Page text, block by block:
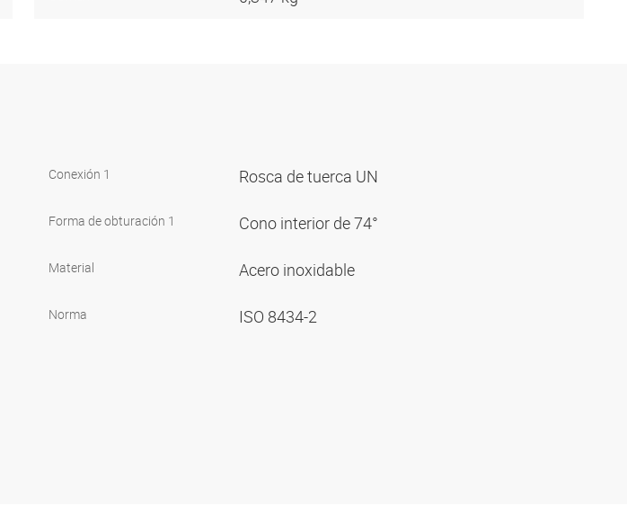
Conexión 1 Rosca de tuerca UN
Forma de obturación 1 Cono interior de 74°
Material Acero inoxidable
Norma ISO 8434-2